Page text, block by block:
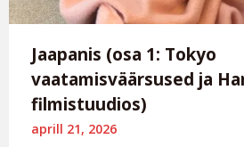
Jaapanis (osa 1: Tokyo
vaatamisväärsused ja
filmistuudios)
aprill 21, 2026